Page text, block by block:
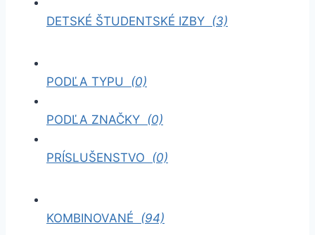
DETSKÉ ŠTUDENTSKÉ IZBY (3)
PODĽA TYPU (0)
PODĽA ZNAČKY (0)
PRÍSLUŠENSTVO (0)
KOMBINOVANÉ (94)